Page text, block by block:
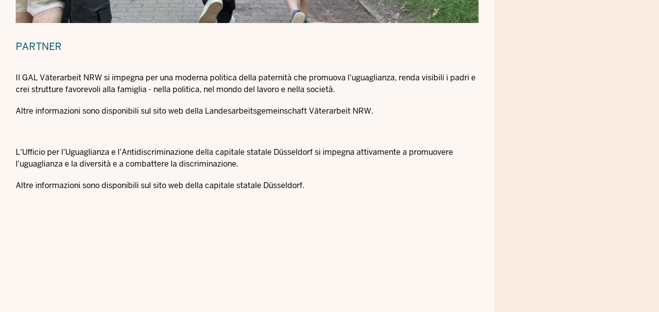
PARTNER
Il GAL Väterarbeit NRW si impegna per una moderna politica della paternità che promuova l'uguaglianza, renda visibili i padri e
crei strutture favorevoli alla famiglia - nella politica, nel mondo del lavoro e nella società.
Altre informazioni sono disponibili sul sito web della Landesarbeitsgemeinschaft Väterarbeit NRW.
L'Ufficio per l'Uguaglianza e l'Antidiscriminazione della capitale statale Düsseldorf si impegna attivamente a promuovere
l'uguaglianza e la diversità e a combattere la discriminazione.
Altre informazioni sono disponibili sul sito web della capitale statale Düsseldorf.